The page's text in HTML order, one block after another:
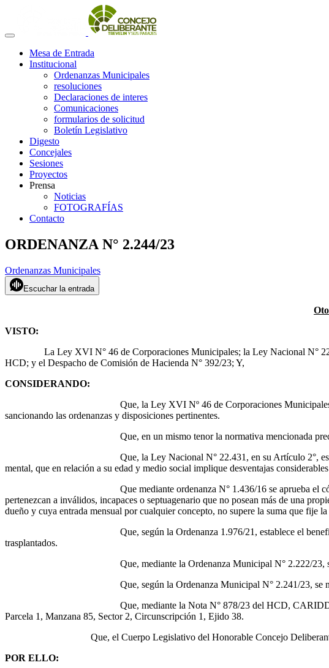
Mesa de Entrada
Institucional
Ordenanzas Municipales
resoluciones
Declaraciones de interes
Comunicaciones
formularios de solicitud
Boletín Legislativo
Digesto
Concejales
Sesiones
Proyectos
Prensa
Noticias
FOTOGRAFÍAS
Contacto
ORDENANZA N° 2.244/23
Ordenanzas Municipales
Escuchar la entrada
VISTO:
La Ley XVI N° 46 de Corporaciones Municipales; la Ley Nacional N°
HCD; y el Despacho de Comisión de Hacienda N° 392/23; Y,
CONSIDERANDO:
Que, la Ley XVI Nº 46 de Corporaciones Municipales, en su Artículo
sancionando las ordenanzas y disposiciones pertinentes.
Que, en un mismo tenor la normativa mencionada
Que, la Ley Nacional N° 22.431, en su Artículo 2°, establece que se
mental, que en relación a su edad y medio social implique desventajas
Que mediante ordenanza N° 1.436/16 se aprueba el código tributario
pertenezcan a inválidos, incapaces o septuagenario que no posean más de una
dueño y cuya entrada mensual por cualquier concepto, no supere la suma que fije la
Que, según la Ordenanza 1.976/21, establece el beneficio de
trasplantados.
Que, mediante la Ordenanza Municipal N° 2.222/23, se modifica el
Que, según la Ordenanza Municipal N° 2.241/23, se modifican
Que, mediante la Nota N° 878/23 del HCD, CARIDDI, SONIA
Parcela 1, Manzana 85, Sector 2, Circunscripción 1, Ejido 38.
Que, el Cuerpo Legislativo del Honorable Concejo Deliberante de la
POR ELLO: